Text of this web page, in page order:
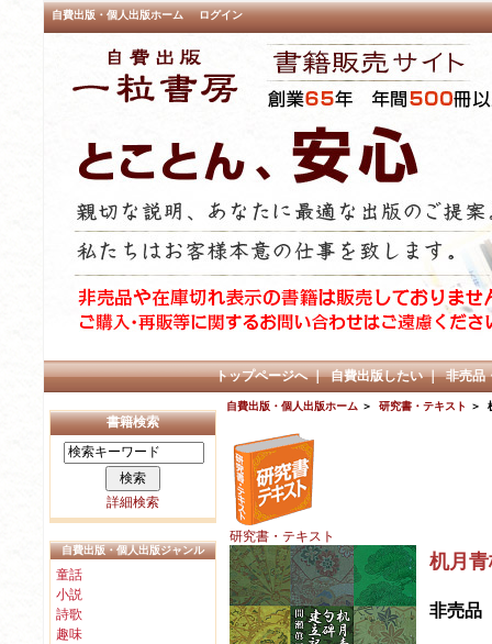
自費出版・個人出版ホーム ログイン
トップページへ｜自費出版したい｜非売品
書籍検索
詳細検索
自費出版・個人出版ジャンル
童話
小説
詩歌
趣味
自費出版・個人出版ホーム＞ 研究書・テキスト ＞
研究書・テキスト
机月
非売品